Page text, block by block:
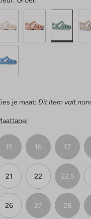
je maat: Dit item valt
15 16 17
21 22 22,5
26 27 28